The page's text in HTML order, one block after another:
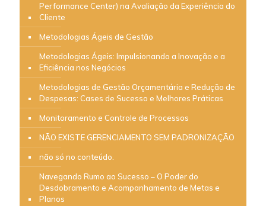
Performance Center) na Avaliação da Experiência do
Cliente
Metodologias Ágeis de Gestão
Metodologias Ágeis: Impulsionando a Inovação e a
Eficiência nos Negócios
Metodologias de Gestão Orçamentária e Redução de
Despesas: Cases de Sucesso e Melhores Práticas
Monitoramento e Controle de Processos
NÃO EXISTE GERENCIAMENTO SEM PADRONIZAÇÃO
não só no conteúdo.
Navegando Rumo ao Sucesso – O Poder do
Desdobramento e Acompanhamento de Metas e
Planos